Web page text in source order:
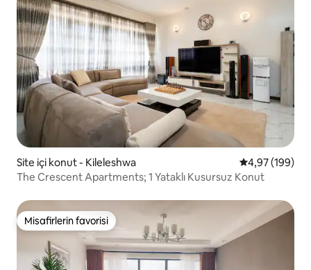
Site içi konut - Kileleshwa 5 üzerinden
4,97 (199)
The Crescent Apartments; 1 Yataklı Kusursuz Konut
Misafirlerin favorisi
Misafirlerin favorisi